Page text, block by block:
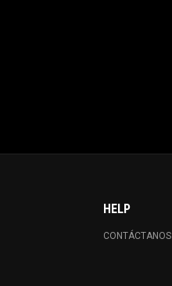
HELP
CONTÁCTANOS